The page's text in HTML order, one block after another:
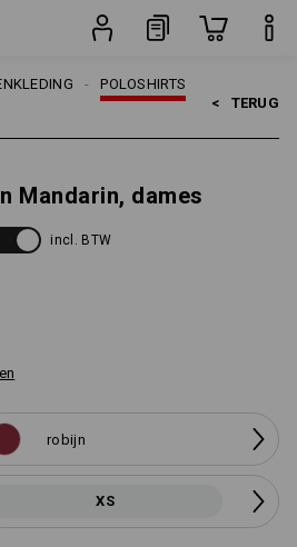
POLOSHIRTS
< TERUG
Mandarin, dames
incl. BTW
robijn
XS